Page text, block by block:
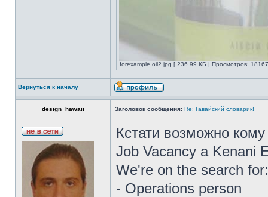
forexample oil2.jpg [ 236.99 КБ | Просмотров:
Вернуться к началу
design_hawaii Заголовок сообщения: Re: Гавайский словарик!
Кстати возможно
Job Vacancy a Kenani
We're on the search for:
- Operations person